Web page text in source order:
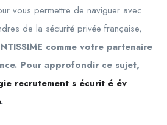
vous permettre de naviguer avec
de la sécurité privée française,
comme votre partenaire
Pour approfondir ce sujet,
recrutement s écurit é év
.